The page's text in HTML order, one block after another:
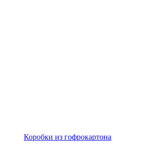
Коробки из гофрокартона